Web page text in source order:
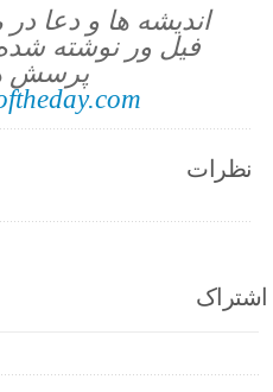
اندیشه ها و دعا در
فیل ور نوشته
پرسش
نظرات
اشتراک